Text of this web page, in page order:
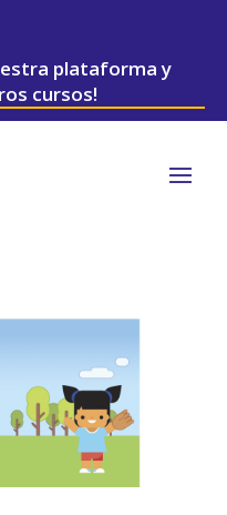
plataforma y
cursos!